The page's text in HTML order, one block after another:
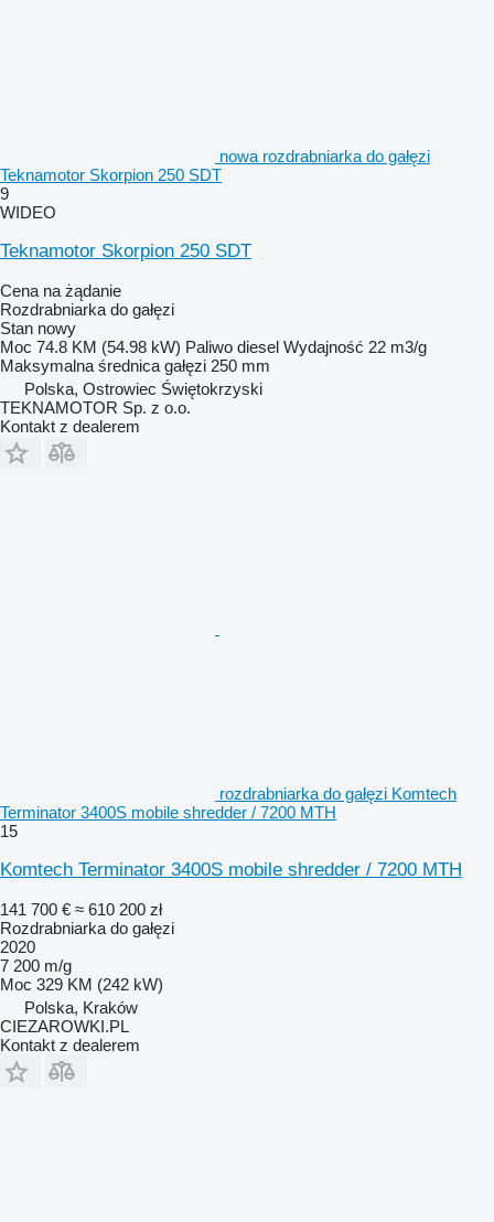
nowa rozdrabniarka do gałęzi
Teknamotor Skorpion 250 SDT
9
WIDEO
Teknamotor Skorpion 250 SDT
Cena na żądanie
Rozdrabniarka do gałęzi
Stan nowy
Moc 74.8 KM (54.98 kW) Paliwo diesel Wydajność 22 m3/g
Maksymalna średnica gałęzi 250 mm
Polska, Ostrowiec Świętokrzyski
TEKNAMOTOR Sp. z o.o.
Kontakt z dealerem
rozdrabniarka do gałęzi Komtech
Terminator 3400S mobile shredder / 7200 MTH
15
Komtech Terminator 3400S mobile shredder / 7200 MTH
141 700 € ≈ 610 200 zł
Rozdrabniarka do gałęzi
2020
7 200 m/g
Moc 329 KM (242 kW)
Polska, Kraków
CIEZAROWKI.PL
Kontakt z dealerem